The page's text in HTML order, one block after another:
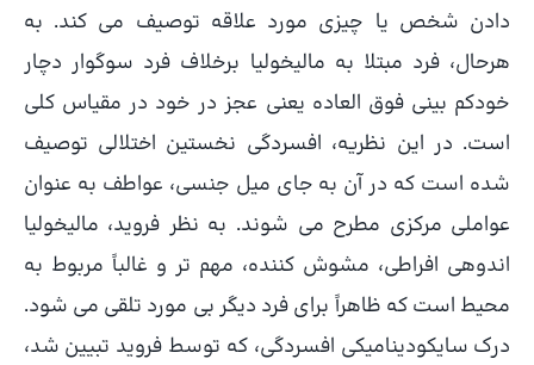
دادن شخص یا چیزی مورد علاقه توصیف می کند. به
هرحال، فرد مبتلا به مالیخولیا برخلاف فرد سوگوار دچار
خودکم بینی فوق العاده یعنی عجز در خود در مقیاس کلی
است. در این نظریه، افسردگی نخستین اختلالی توصیف
شده است که در آن به جای میل جنسی، عواطف به عنوان
عواملی مرکزی مطرح می شوند. به نظر فروید، مالیخولیا
اندوهی افراطی، مشوش کننده، مهم تر و غالباً مربوط به
محیط است که ظاهراً برای فرد دیگر بی مورد تلقی می شود.
درک سایکودینامیکی افسردگی، که توسط فروید تبیین شد،